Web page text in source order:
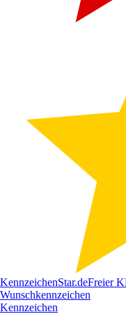
KennzeichenStar.deFreier
Wunschkennzeichen
Kennzeichen